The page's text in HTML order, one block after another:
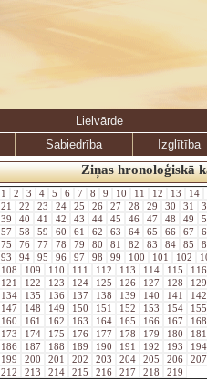
Lielvārde
Sabiedrība
Izglītība
Ziņas hronoloģiskā
1 2 3 4 5 6 7 8 9 10 11 12 13 14
21
22 23 24 25 26 27 28 29 30 31
39
40 41 42 43 44 45 46 47 48 49
57
58 59 60 61 62 63 64 65 66 67
75
76 77 78 79 80 81 82 83 84 85
93
94 95 96 97 98 99 100 101 102
108
109 110 111 112 113 114 115
121
122 123 124 125 126 127 128
134
135 136 137 138 139 140 141
147
148 149 150 151 152 153 154
160
161 162 163 164 165 166 167
173
174 175 176 177 178 179 180
186
187 188 189 190 191 192 193
199
200 201 202 203 204 205 206
212
213 214 215 216 217 218 219